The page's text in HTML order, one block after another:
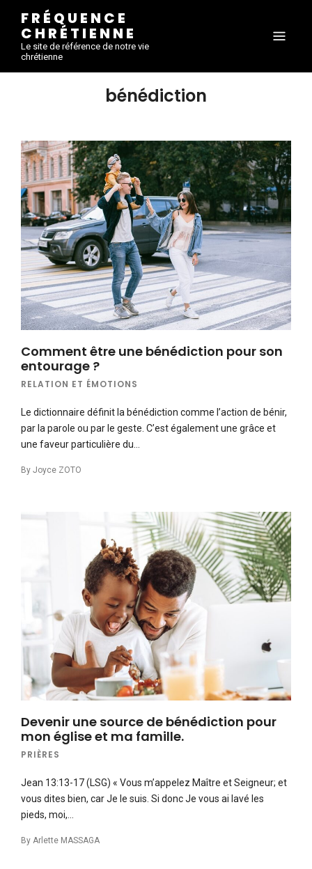
FRÉQUENCE
CHRÉTIENNE
Le site de référence de notre vie
chrétienne
bénédiction
Comment être une bénédiction pour son
entourage ?
RELATION ET ÉMOTIONS
Le dictionnaire définit la bénédiction comme l’action de bénir,
par la parole ou par le geste. C’est également une grâce et
une faveur particulière du…
By Joyce ZOTO
Devenir une source de bénédiction pour
mon église et ma famille.
PRIÈRES
Jean 13:13-17 (LSG) « Vous m’appelez Maître et Seigneur; et
vous dites bien, car Je le suis. Si donc Je vous ai lavé les
pieds, moi,…
By Arlette MASSAGA